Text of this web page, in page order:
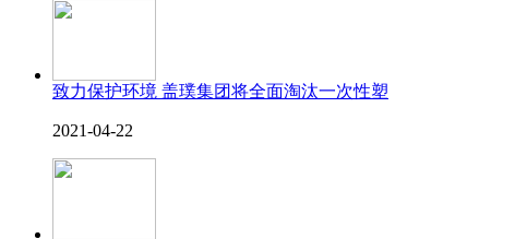
致力保护环境 盖璞集团将全面淘汰一次性塑
2021-04-22